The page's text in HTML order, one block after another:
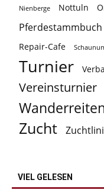
Nienberge Nottuln
Pferdestammbuch
Repair-Cafe
Turnier
Vereinsturnier
Zucht
VIEL GELESEN